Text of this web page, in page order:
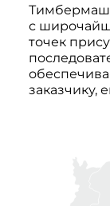
Тимбермаш
с
точек
заказчику,